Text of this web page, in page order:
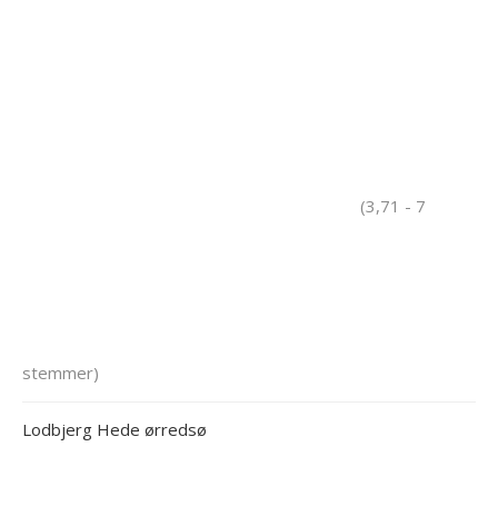
(3,71 - 7
stemmer)
Lodbjerg Hede ørredsø